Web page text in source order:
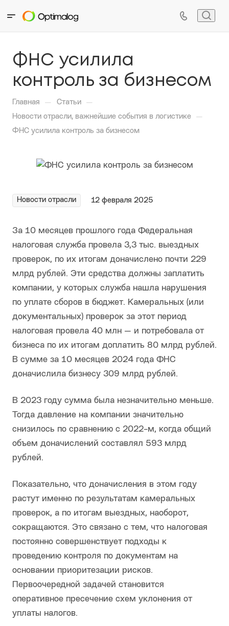
ФНС усилила
контроль за бизнесом
Главная — Статьи —
Новости отрасли, важнейшие события в логистике —
ФНС усилила контроль за бизнесом
Новости отрасли 12 февраля 2025
За 10 месяцев прошлого года Федеральная
налоговая служба провела 3,3 тыс. выездных
проверок, по их итогам доначислено почти 229
млрд рублей. Эти средства должны заплатить
компании, у которых служба нашла нарушения
по уплате сборов в бюджет. Камеральных (или
документальных) проверок за этот период
налоговая провела 40 млн — и потребовала от
бизнеса по их итогам доплатить 80 млрд рублей.
В сумме за 10 месяцев 2024 года ФНС
доначислила бизнесу 309 млрд рублей.
В 2023 году сумма была незначительно меньше.
Тогда давление на компании значительно
снизилось по сравнению с 2022-м, когда общий
объем доначислений составлял 593 млрд
рублей.
Показательно, что доначисления в этом году
растут именно по результатам камеральных
проверок, а по итогам выездных, наоборот,
сокращаются. Это связано с тем, что налоговая
постоянно совершенствует подходы к
проведению контроля по документам на
основании приоритезации рисков.
Первоочередной задачей становится
оперативное пресечение схем уклонения от
уплаты налогов.